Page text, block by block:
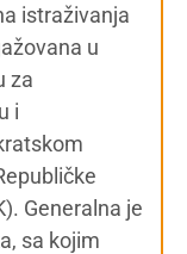
istraživanja
u
za
i
Generalna je
sa kojim